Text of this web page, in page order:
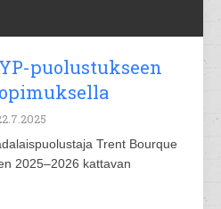
puolustukseen
Trent Bourque
2025–2026 kattavan